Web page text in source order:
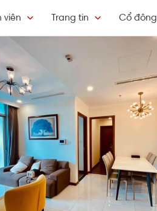
viên Trang tin Cổ đông